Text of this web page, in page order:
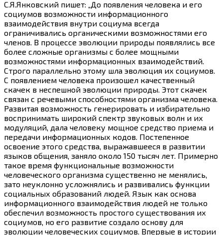
С.Я.Янковский пишет: „До появления человека и его
социумов возможности информационного
взаимодействия внутри социума всегда
ограничивались органическими возможностями его
членов. В процессе эволюции природы появлялись все
более сложные организмы с более мощными
возможностями информационных взаимодействий.
Строго параллельно этому шла эволюция их социумов.
С появлением человека произошел качественный
скачек в неспешной эволюции природы. Этот скачек
связан с речевыми способностями организма человека.
Развитая возможность генерировать и избирательно
воспринимать широкий спектр звуковых волн и их
модуляций, дала человеку мощное средство приема и
передачи информационных кодов. Постепенное
освоение этого средства, выражавшееся в развитии
языков общения, заняло около 150 тысяч лет. Примерно
такое время функциональные возможности
человеческого организма существенно не менялись,
зато неуклонно усложнялись и развивались функции
социальных образований людей. Язык как основа
информационного взаимодействия людей не только
обеспечил возможность простого существования их
социумов, но его развитие создало основу для
эволюции человеческих социумов. Впервые в истории